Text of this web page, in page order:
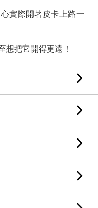
實際開著皮卡上路一
想把它開得更遠！